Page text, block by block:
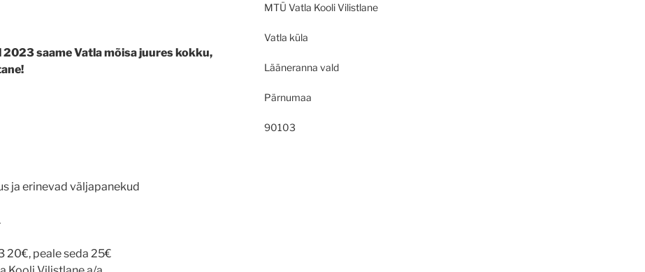
2023 saame Vatla mõisa juures kokku,
ja erinevad väljapanekud
20€, peale seda 25€
MTÜ Vatla Kooli Vilistlane
Vatla küla
Lääneranna vald
Pärnumaa
90103